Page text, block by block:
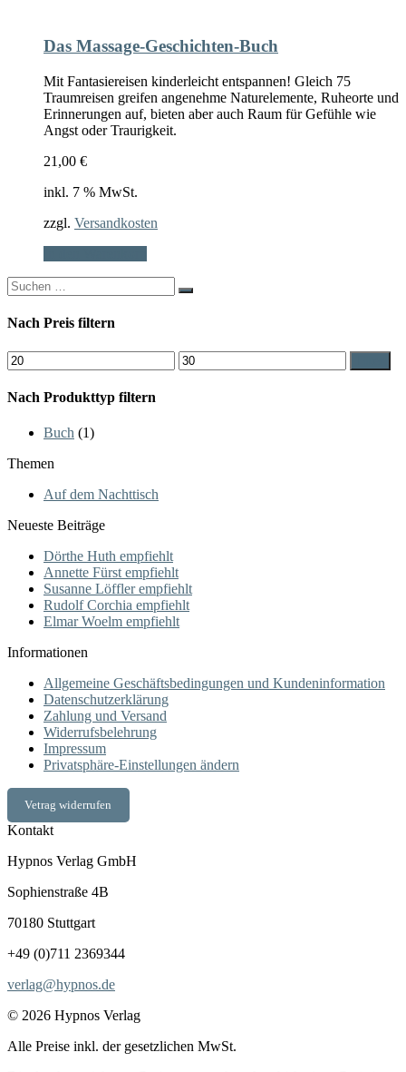
Das Massage-Geschichten-Buch
Mit Fantasiereisen kinderleicht entspannen! Gleich 75
Traumreisen greifen angenehme Naturelemente, Ruheorte und
Erinnerungen auf, bieten aber auch Raum für Gefühle wie
Angst oder Traurigkeit.
21,00 €
inkl. 7 % MwSt.
zzgl. Versandkosten
Search
for:
Nach Preis filtern
Min.
Preis
Max.
Preis
Nach Produkttyp filtern
Buch (1)
Themen
Auf dem Nachttisch
Neueste Beiträge
Dörthe Huth empfiehlt
Annette Fürst empfiehlt
Susanne Löffler empfiehlt
Rudolf Corchia empfiehlt
Elmar Woelm empfiehlt
Informationen
Allgemeine Geschäftsbedingungen und Kundeninformation
Datenschutzerklärung
Zahlung und Versand
Widerrufsbelehrung
Impressum
Privatsphäre-Einstellungen ändern
Vetrag widerrufen
Kontakt
Hypnos Verlag GmbH
Sophienstraße 4B
70180 Stuttgart
+49 (0)711 2369344
verlag@hypnos.de
© 2026 Hypnos Verlag
Alle Preise inkl. der gesetzlichen MwSt.